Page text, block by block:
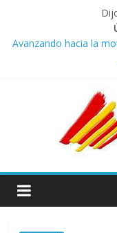
Avanzando hacia la
Programa de Radio
STAC/ATC SOLICITAN
OPERATIVA DE
Programa de Radio
Edición 385
COMUNICADO